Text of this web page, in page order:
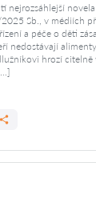
nejrozsáhlejší
Sb., v médiích
a péče o děti
nedostávají
hrozí citelně